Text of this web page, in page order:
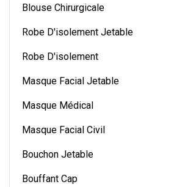
Blouse Chirurgicale
Robe D'isolement Jetable
Robe D'isolement
Masque Facial Jetable
Masque Médical
Masque Facial Civil
Bouchon Jetable
Bouffant Cap